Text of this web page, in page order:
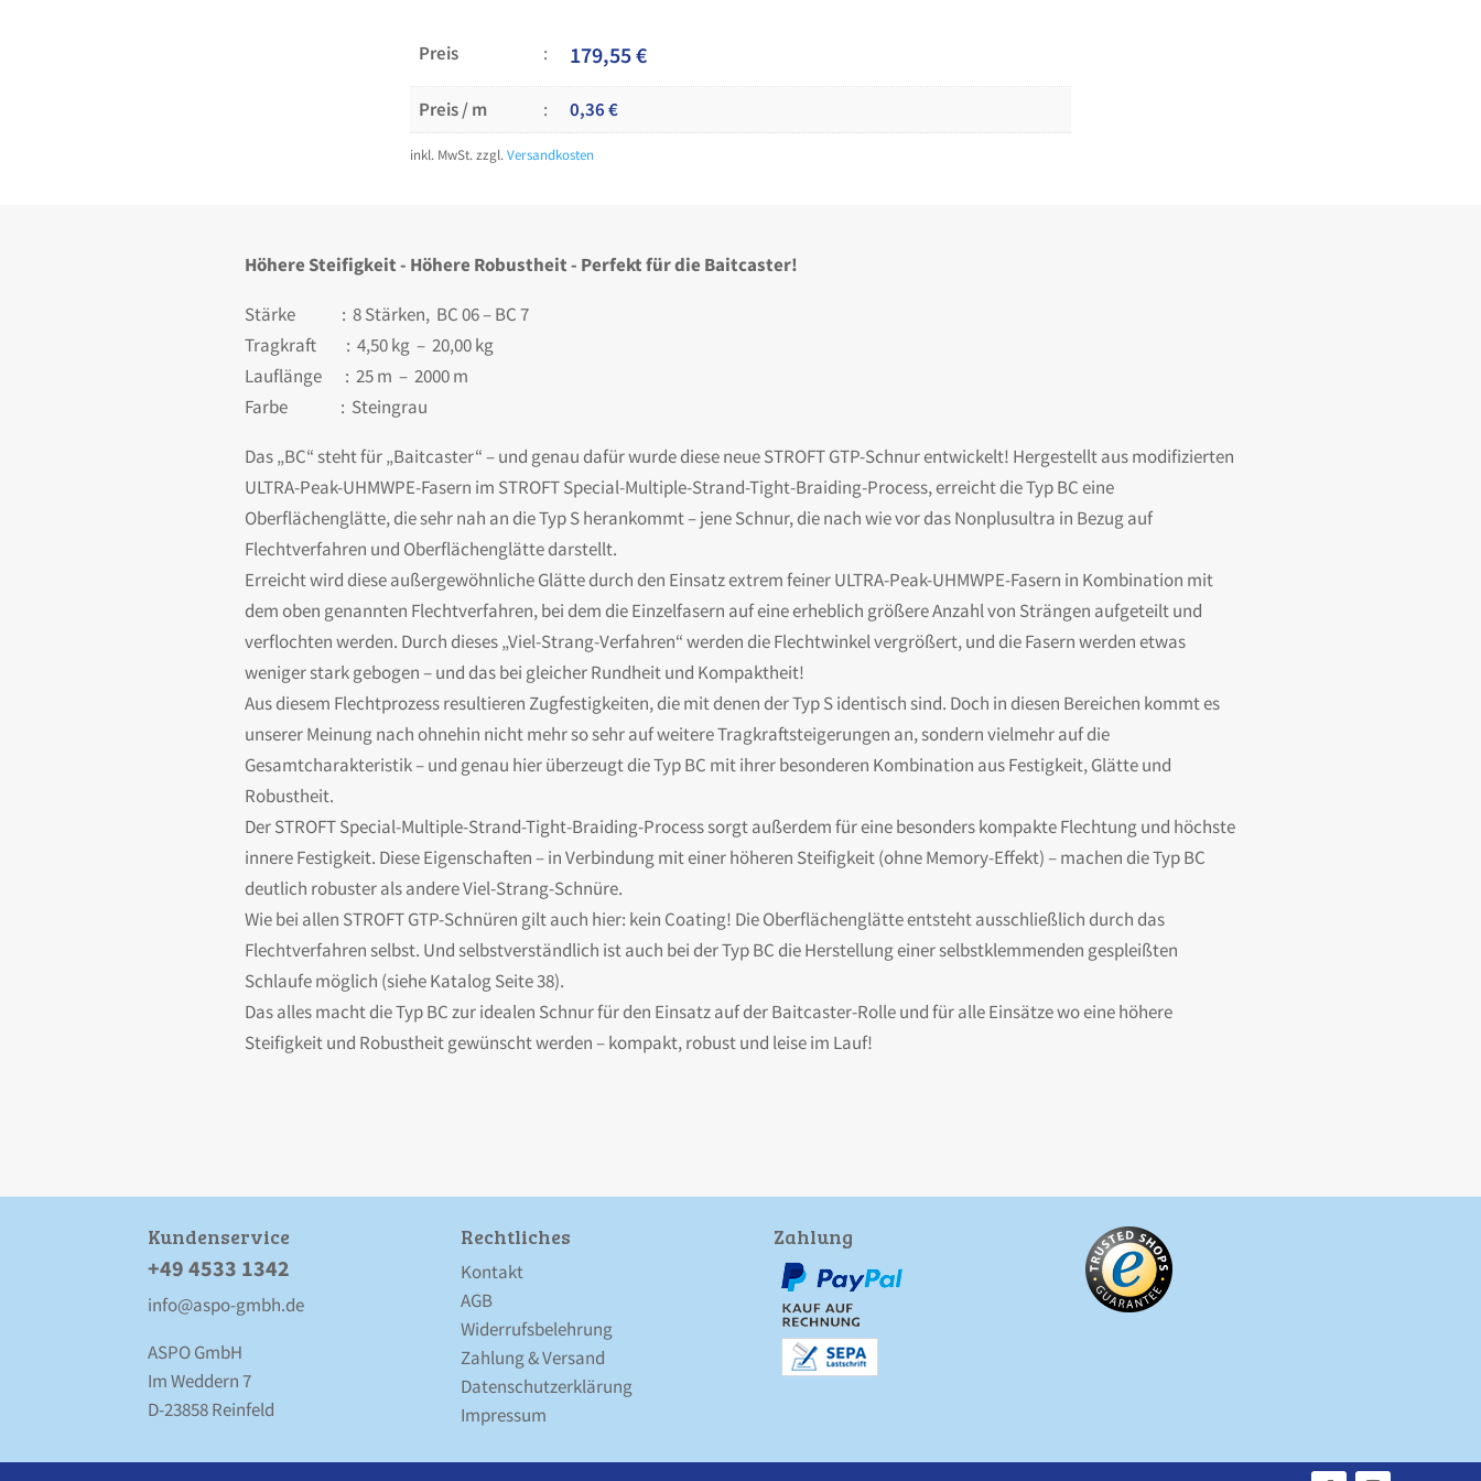
Preis 179,55€
Preis / m 0,36€
inkl. MwSt. zzgl. Versandkosten
Höhere Steifigkeit - Höhere Robustheit - Perfekt für die Baitcaster!
Stärke : 8 Stärken, BC 06 – BC 7
Tragkraft : 4,50 kg – 20,00 kg
Lauflänge : 25 m – 2000 m
Farbe : Steingrau
Das „BC“ steht für „Baitcaster“ – und genau dafür wurde diese neue STROFT GTP-Schnur entwickelt! Hergestellt aus modifizierten
ULTRA-Peak-UHMWPE-Fasern im STROFT Special-Multiple-Strand-Tight-Braiding-Process, erreicht die Typ BC eine
Oberflächenglätte, die sehr nah an die Typ S herankommt – jene Schnur, die nach wie vor das Nonplusultra in Bezug auf
Flechtverfahren und Oberflächenglätte darstellt.
Erreicht wird diese außergewöhnliche Glätte durch den Einsatz extrem feiner ULTRA-Peak-UHMWPE-Fasern in Kombination mit
dem oben genannten Flechtverfahren, bei dem die Einzelfasern auf eine erheblich größere Anzahl von Strängen aufgeteilt und
verflochten werden. Durch dieses „Viel-Strang-Verfahren“ werden die Flechtwinkel vergrößert, und die Fasern werden etwas
weniger stark gebogen – und das bei gleicher Rundheit und Kompaktheit!
Aus diesem Flechtprozess resultieren Zugfestigkeiten, die mit denen der Typ S identisch sind. Doch in diesen Bereichen kommt es
unserer Meinung nach ohnehin nicht mehr so sehr auf weitere Tragkraftsteigerungen an, sondern vielmehr auf die
Gesamtcharakteristik – und genau hier überzeugt die Typ BC mit ihrer besonderen Kombination aus Festigkeit, Glätte und
Robustheit.
Der STROFT Special-Multiple-Strand-Tight-Braiding-Process sorgt außerdem für eine besonders kompakte Flechtung und höchste
innere Festigkeit. Diese Eigenschaften – in Verbindung mit einer höheren Steifigkeit (ohne Memory-Effekt) – machen die Typ BC
deutlich robuster als andere Viel-Strang-Schnüre.
Wie bei allen STROFT GTP-Schnüren gilt auch hier: kein Coating! Die Oberflächenglätte entsteht ausschließlich durch das
Flechtverfahren selbst. Und selbstverständlich ist auch bei der Typ BC die Herstellung einer selbstklemmenden gespleißten
Schlaufe möglich (siehe Katalog Seite 38).
Das alles macht die Typ BC zur idealen Schnur für den Einsatz auf der Baitcaster-Rolle und für alle Einsätze wo eine höhere
Steifigkeit und Robustheit gewünscht werden – kompakt, robust und leise im Lauf!
Kunden­service
+49 4533 1342
info@aspo-gmbh.de
ASPO GmbH
Im Weddern 7
D-23858 Reinfeld
Rechtliches
Kontakt
AGB
Widerrufsbelehrung
Zahlung & Versand
Datenschutz­erklärung
Impressum
Zahlung